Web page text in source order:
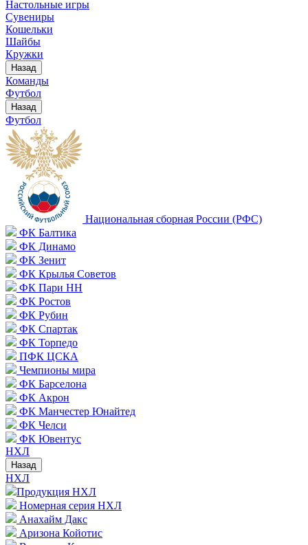
Настольные игры
Сувениры
Кошельки
Шайбы
Кружки
Назад
Команды
Футбол
Назад
Футбол
Национальная сборная России (РФС)
ФК Балтика
ФК Динамо
ФК Зенит
ФК Крылья Советов
ФК Пари НН
ФК Ростов
ФК Рубин
ФК Спартак
ФК Торпедо
ПФК ЦСКА
Чемпионы мира
ФК Барселона
ФК Акрон
ФК Манчестер Юнайтед
ФК Челси
ФК Ювентус
НХЛ
Назад
НХЛ
Продукция НХЛ
Номерная серия НХЛ
Анахайм Дакс
Аризона Койотис